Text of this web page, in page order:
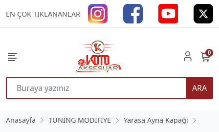
EN ÇOK TIKLANANLAR
ARA
0
Anasayfa TUNİNG MODİFİYE
Yarasa Ayna Kapağı